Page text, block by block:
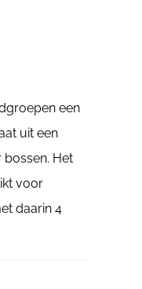
een
uit een
Het
voor
daarin 4